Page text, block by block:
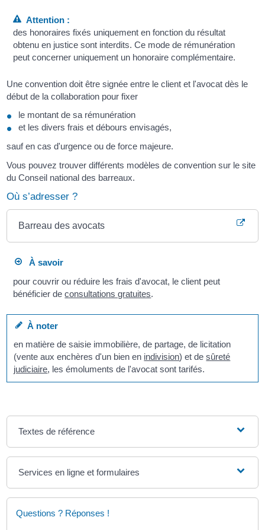
Attention :
des honoraires fixés uniquement en fonction du résultat
obtenu en justice sont interdits. Ce mode de rémunération
peut concerner uniquement un honoraire complémentaire.
Une convention doit être signée entre le client et l'avocat dès le
début de la collaboration pour fixer
le montant de sa rémunération
et les divers frais et débours envisagés,
sauf en cas d'urgence ou de force majeure.
Vous pouvez trouver différents modèles de convention sur le site
du Conseil national des barreaux.
Où s’adresser ?
Barreau des avocats
À savoir
pour couvrir ou réduire les frais d'avocat, le client peut
bénéficier deconsultations gratuites.
À noter
en matière de saisie immobilière, de partage, de licitation
(vente aux enchères d'un bien en indivision) et desûreté
judiciaire, les émoluments de l'avocat sont tarifés.
Textes de référence
Services en ligne et formulaires
Questions ? Réponses !